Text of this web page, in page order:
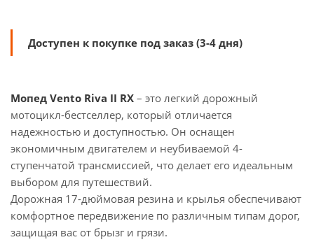
Доступен к покупке под заказ (3-4 дня)
Мопед Vento Riva II RX – это легкий дорожный
мотоцикл-бестселлер, который отличается
надежностью и доступностью. Он оснащен
экономичным двигателем и неубиваемой 4-
ступенчатой трансмиссией, что делает его идеальным
выбором для путешествий.
Дорожная 17-дюймовая резина и крылья обеспечивают
комфортное передвижение по различным типам дорог,
защищая вас от брызг и грязи.